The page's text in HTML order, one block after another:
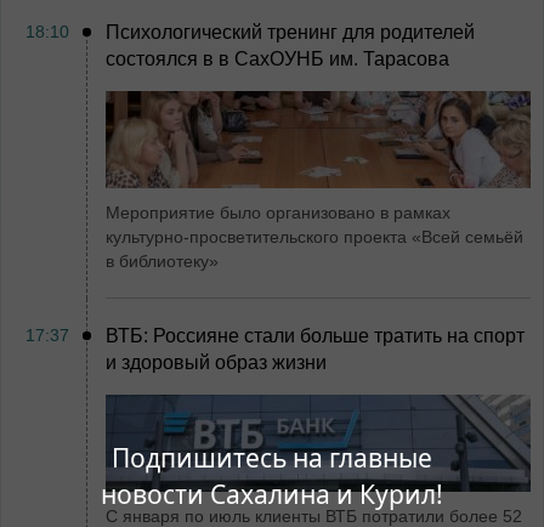
Подпишитесь на главные
новости Сахалина и Курил!
18:10
Психологический тренинг для родителей
состоялся в в СахОУНБ им. Тарасова
Мероприятие было организовано в рамках
культурно-просветительского проекта «Всей семьёй
в библиотеку»
17:37
ВТБ: Россияне стали больше тратить на спорт
и здоровый образ жизни
С января по июль клиенты ВТБ потратили более 52